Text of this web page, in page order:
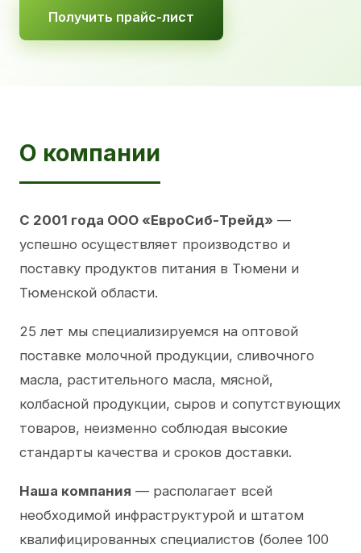
Получить прайс-лист
О компании
С 2001 года ООО «ЕвроСиб-Трейд» —
успешно осуществляет производство и
поставку продуктов питания в Тюмени и
Тюменской области.
25 лет мы специализируемся на оптовой
поставке молочной продукции, сливочного
масла, растительного масла, мясной,
колбасной продукции, сыров и сопутствующих
товаров, неизменно соблюдая высокие
стандарты качества и сроков доставки.
Наша компания — располагает всей
необходимой инфраструктурой и штатом
квалифицированных специалистов (более 100